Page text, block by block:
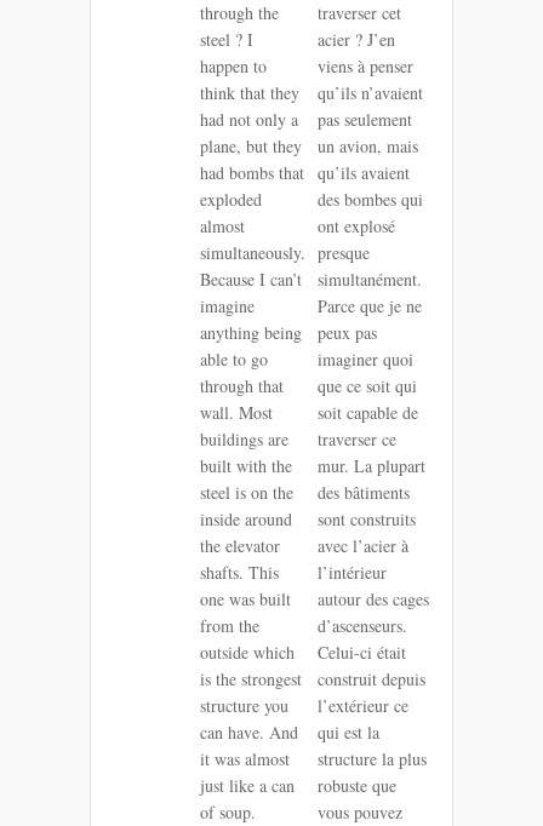
through the
steel ? I
happen to
think that they
had not only a
plane, but they
had bombs that
exploded
almost
simultaneously.
Because I can’t
imagine
anything being
able to go
through that
wall. Most
buildings are
built with the
steel is on the
inside around
the elevator
shafts. This
one was built
from the
outside which
is the strongest
structure you
can have. And
it was almost
just like a can
of soup.
traverser cet
acier ? J’en
viens à penser
qu’ils n’avaient
pas seulement
un avion, mais
qu’ils avaient
des bombes qui
ont explosé
presque
simultanément.
Parce que je ne
peux pas
imaginer quoi
que ce soit qui
soit capable de
traverser ce
mur. La plupart
des bâtiments
sont construits
avec l’acier à
l’intérieur
autour des cages
d’ascenseurs.
Celui-ci était
construit depuis
l’extérieur ce
qui est la
structure la plus
robuste que
vous pouvez